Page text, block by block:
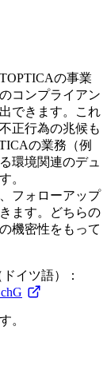
の事業
コンプライアン
できます。これ
正行為の兆候も
の業務（例
環境関連のデュ
。
フォローアップ
ます。どちらの
機密性をもって
イツ語）：
。